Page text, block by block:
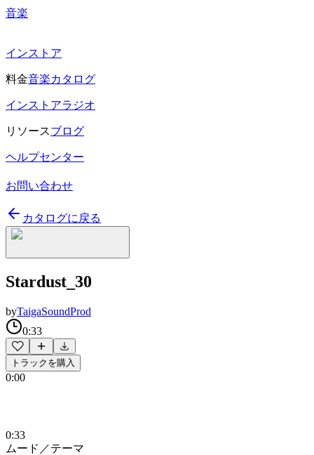
音楽
インストア
料金音楽カタログ
インストアラジオ
リソースブログ
ヘルプセンター
お問い合わせ
カタログに戻る
Stardust_30
byTaigaSoundProd
0:33
トラックを購入
0:00
0:33
ムード／テーマ